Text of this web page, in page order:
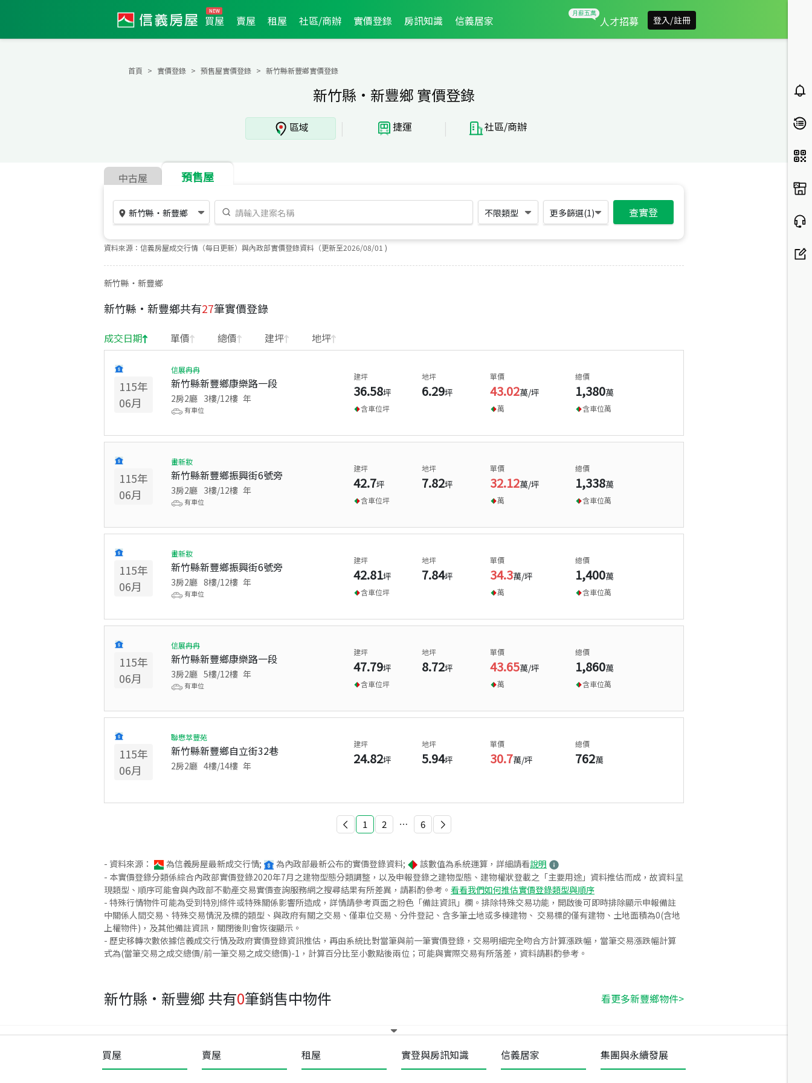
買屋 賣屋 租屋 社區/商辦 實價登錄 房訊知識 信義居家 人才招募 登入/註冊
首頁 實價登錄 預售屋實價登錄 新竹縣新豐鄉實價登錄
新竹縣·新豐鄉 實價登錄
區域 | 捷運 | 社區/商辦
中古屋 預售屋
新竹縣 ・ 新豐鄉 不限類型 更多篩選(1) 查實登
資料來源：信義房屋成交行情（每日更新）與內政部實價登錄資料（更新至2026/08/01 )
新竹縣・新豐鄉
新竹縣 · 新豐鄉共有27筆實價登錄
成交日期 單價 總價 建坪 地坪
115年
06月
信展冉冉
新竹縣新豐鄉康樂路一段
2房2廳 3樓/12樓 年
有車位
建坪
36.58坪
含車位坪
地坪
6.29坪
單價
43.02萬/坪
萬
總價
1,380萬
含車位萬
115年
06月
畫新妝
新竹縣新豐鄉振興街6號旁
3房2廳 3樓/12樓 年
有車位
建坪
42.7坪
含車位坪
地坪
7.82坪
單價
32.12萬/坪
萬
總價
1,338萬
含車位萬
115年
06月
畫新妝
新竹縣新豐鄉振興街6號旁
3房2廳 8樓/12樓 年
有車位
建坪
42.81坪
含車位坪
地坪
7.84坪
單價
34.3萬/坪
萬
總價
1,400萬
含車位萬
115年
06月
信展冉冉
新竹縣新豐鄉康樂路一段
3房2廳 5樓/12樓 年
有車位
建坪
47.79坪
含車位坪
地坪
8.72坪
單價
43.65萬/坪
萬
總價
1,860萬
含車位萬
115年
06月
聯懋萃豐苑
新竹縣新豐鄉自立街32巷
2房2廳 4樓/14樓 年
建坪
24.82坪
地坪
5.94坪
單價
30.7萬/坪
總價
762萬
1 2 ⋯ 6
- 資料來源： 為信義房屋最新成交行情; 為內政部最新公布的實價登錄資料; 該數值為系統運算，詳細請看說明
- 本實價登錄分類係綜合內政部實價登錄2020年7月之建物型態分類調整，以及申報登錄之建物型態、建物權狀登載之「主要用途」資料推估而成，故資料呈
現類型、順序可能會與內政部不動產交易實價查詢服務網之搜尋結果有所差異，請斟酌參考。 看看我們如何推估實價登錄類型與順序
- 特殊行情物件可能為受到特別條件或特殊關係影響所造成，詳情請參考頁面之粉色「備註資訊」欄。排除特殊交易功能，開啟後可即時排除顯示申報備註
中關係人間交易、特殊交易情況及標的類型、與政府有關之交易、僅車位交易、分件登記、含多筆土地或多棟建物、 交易標的僅有建物、土地面積為0(含地
上權物件)，及其他備註資訊，關閉後則會恢復顯示。
- 歷史移轉次數依據信義成交行情及政府實價登錄資訊推估，再由系統比對當筆與前一筆實價登錄，交易明細完全吻合方計算漲跌幅，當筆交易漲跌幅計算
式為(當筆交易之成交總價/前一筆交易之成交總價)-1，計算百分比至小數點後兩位；可能與實際交易有所落差，資料請斟酌參考。
新竹縣·新豐鄉 共有0筆銷售中物件 看更多新豐鄉物件>
買屋 賣屋 租屋 實登與房訊知識 信義居家 集團與永續發展